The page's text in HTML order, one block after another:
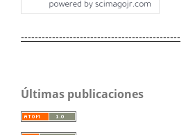
----------------------------------------------
Últimas publicaciones